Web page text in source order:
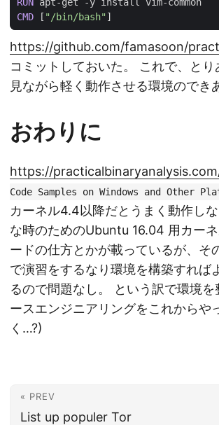
CMD
[ "/bin/bash"]
https://github.com/famasoon/
コミットしておいた。 これで、とり
見ながら軽く動作させる環境のでき
おわりに
https://
Code Samples on Windows and Other
カーネル4.4以降だとうまく動作し
な時のためのUbuntu 16.04 用カー
ードの仕方とかが載っているが、そ
で演習をするなり環境を構築すれば
るので問題なし。 という訳で環境
ースエンジニアリングをこれからや
く…?)
« PREV
List up populer Tor